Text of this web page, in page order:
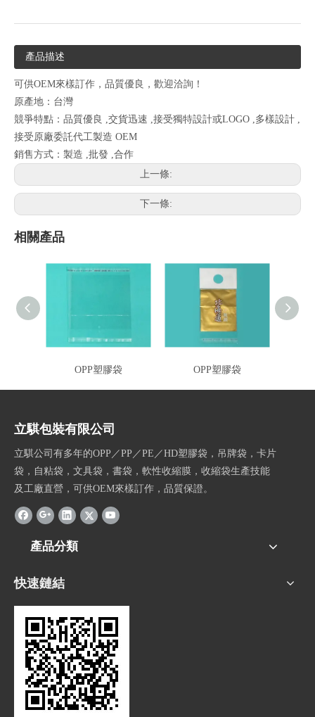
產品描述
可供OEM來樣訂作，品質優良，歡迎洽詢！
原產地：台灣
競爭特點：品質優良 ,交貨迅速 ,接受獨特設計或LOGO ,多樣設計 ,
接受原廠委託代工製造 OEM
銷售方式：製造 ,批發 ,合作
上一條:
下一條:
相關產品
OPP塑膠袋 OPP塑膠袋
立騏包裝有限公司
立騏公司有多年的OPP／PP／PE／HD塑膠袋，吊牌袋，卡片
袋，自粘袋，文具袋，書袋，軟性收縮膜，收縮袋生產技能
及工廠直營，可供OEM來樣訂作，品質保證。
產品分類
快速鏈結